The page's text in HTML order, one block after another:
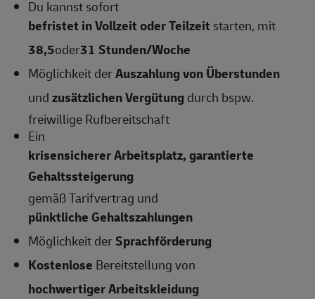
Du kannst sofort
befristet in Vollzeit oder Teilzeit starten, mit
38,5oder31 Stunden/Woche
Möglichkeit derAuszahlung von Überstunden
undzusätzlichen Vergütungdurch bspw.
freiwillige Rufbereitschaft
Ein
krisensicherer Arbeitsplatz, garantierte
Gehaltssteigerung
gemäß Tarifvertrag und
pünktliche Gehaltszahlungen
Möglichkeit derSprachförderung
Kostenlose Bereitstellung von
hochwertiger Arbeitskleidung